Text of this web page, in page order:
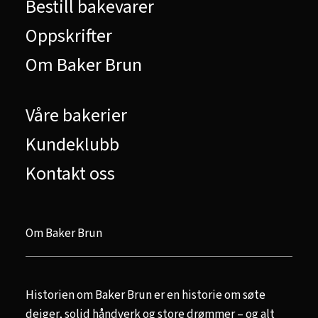
Bestill bakevarer
Oppskrifter
Om Baker Brun
Våre bakerier
Kundeklubb
Kontakt oss
Om Baker Brun
Historien om Baker Brun er en historie om søte
deiger, solid håndverk og store drømmer – og alt